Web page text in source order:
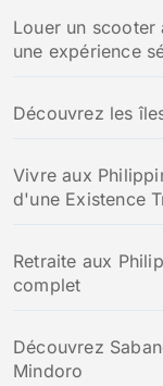
Louer un
une expérience
Découvrez les
Vivre aux
d'une Existence
Retraite aux
complet
Découvrez
Mindoro